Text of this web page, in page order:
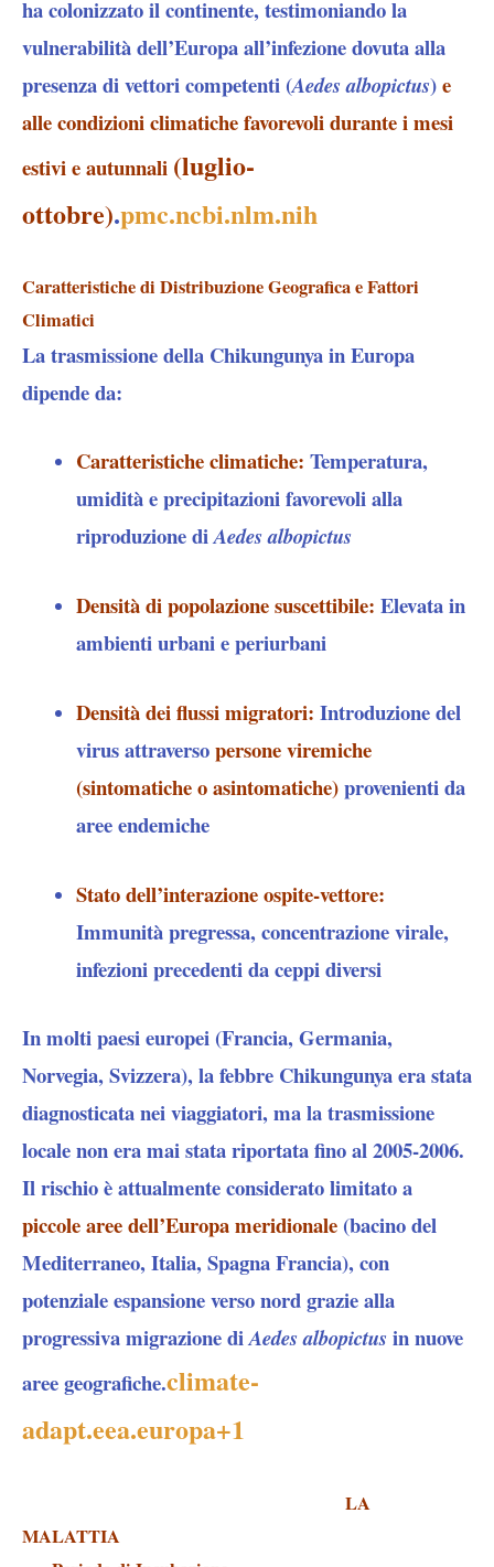
ha colonizzato il continente, testimoniando la
vulnerabilità dell’Europa all’infezione dovuta alla
presenza di vettori competenti (Aedes albopictus)e
alle condizioni climatiche favorevoli durante i mesi
estivi e autunnali (luglio-
ottobre).pmc.ncbi.nlm.nih
Caratteristiche di Distribuzione Geografica e Fattori
Climatici
La trasmissione della Chikungunya in Europa
dipende da:
Caratteristiche climatiche: Temperatura,
umidità e precipitazioni favorevoli alla
riproduzione diAedes albopictus
Densità di popolazione suscettibile: Elevata in
ambienti urbani e periurbani
Densità dei flussi migratori: Introduzione del
virus attraversopersone viremiche
(sintomatiche o asintomatiche)provenienti da
aree endemiche
Stato dell’interazione ospite-vettore:
Immunità pregressa, concentrazione virale,
infezioni precedenti da ceppi diversi
In molti paesi europei (Francia, Germania,
Norvegia, Svizzera), la febbre Chikungunya era stata
diagnosticata nei viaggiatori, ma la trasmissione
locale non era mai stata riportata fino al 2005-2006.
Il rischio è attualmente considerato limitato a
piccole aree dell’Europa meridionale (bacino del
Mediterraneo, Italia, Spagna Francia), con
potenziale espansione verso nord grazie alla
progressiva migrazione diAedes albopictusin nuove
aree geografiche.climate-
adapt.eea.europa+1
LA
MALATTIA